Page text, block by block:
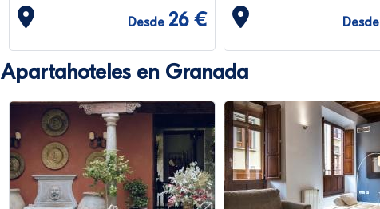
Desde 26 € Desde
Apartahoteles en Granada